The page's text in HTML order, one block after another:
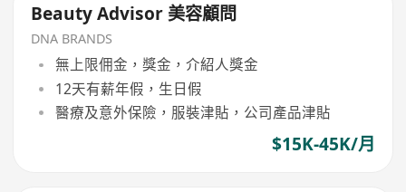
Beauty Advisor 美容顧問
DNA BRANDS
無上限佣金，獎金，介紹人獎金
12天有薪年假，生日假
醫療及意外保險，服裝津貼，公司產品津貼
$15K-45K/月